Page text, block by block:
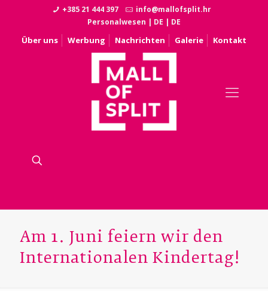
+385 21 444 397
info@mallofsplit.hr
Personalwesen | DE | DE
Über uns Werbung Nachrichten Galerie Kontakt
Am 1. Juni feiern wir den
Internationalen Kindertag!